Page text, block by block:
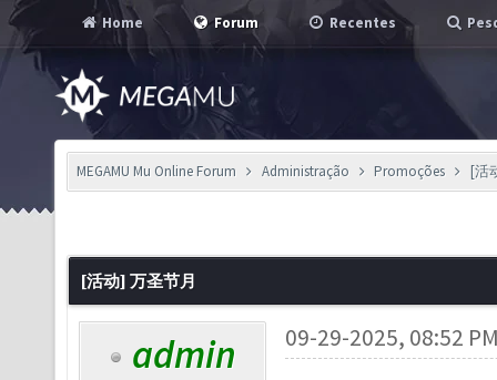
Home Forum Recentes
MEGAMU Mu Online Forum Administração Promoções [活
[活动] 万圣节月
admin 09-29-2025, 08:52